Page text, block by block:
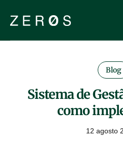
Blog
Sistema de
como
12 agosto